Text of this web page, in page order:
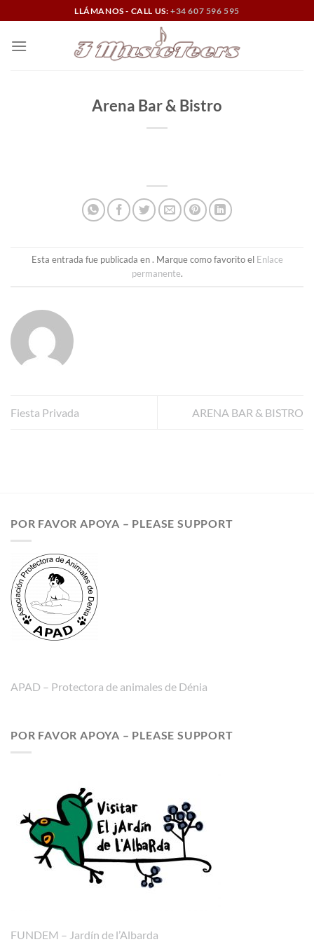
al
contenido
LLÁMANOS - CALL US: +34 607 596 595
Arena Bar & Bistro
Esta entrada fue publicada en . Marque como favorito el Enlace
permanente.
Fiesta Privada ARENA BAR & BISTRO
POR FAVOR APOYA – PLEASE SUPPORT
APAD – Protectora de animales de Dénia
POR FAVOR APOYA – PLEASE SUPPORT
FUNDEM – Jardín de l’Albarda